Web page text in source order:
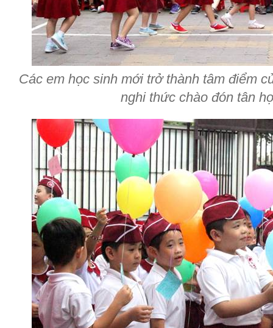
Các em học sinh mới trở thành tâm điểm
nghi thức chào đón tân